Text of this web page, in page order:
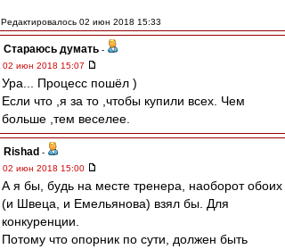
Редактировалось 02 июн 2018 15:33
Стараюсь думать -
02 июн 2018 15:07
Ура... Процесс пошёл )
Если что ,я за то ,чтобы купили всех. Чем
больше ,тем веселее.
Rishad -
02 июн 2018 15:00
А я бы, будь на месте тренера, наоборот обоих
(и Швеца, и Емельянова) взял бы. Для
конкуренции.
Потому что опорник по сути, должен быть